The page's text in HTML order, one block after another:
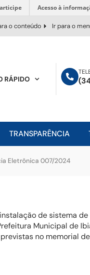
Acesso à
o conteúdo Ir para o
RÁPIDO
TRANSPARÊNCIA
Eletrônica 007/2024
de sistema
Municipal de
no memorial